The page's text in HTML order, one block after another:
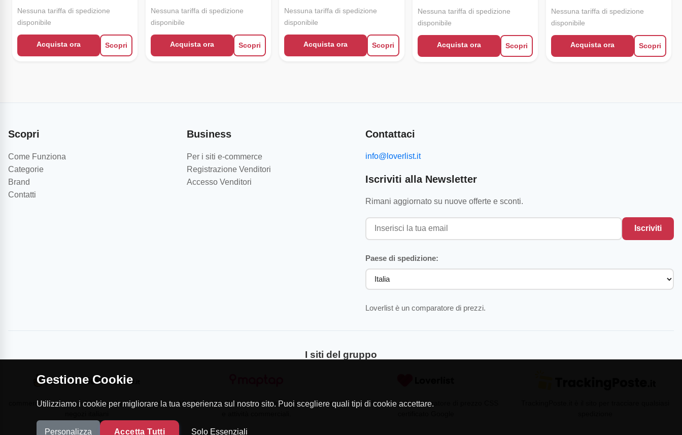
Nessuna tariffa di spedizione
disponibile
Acquista ora Scopri
Nessuna tariffa di spedizione
disponibile
Acquista ora Scopri
Nessuna tariffa di spedizione
disponibile
Acquista ora Scopri
Nessuna tariffa di spedizione
disponibile
Acquista ora Scopri
Nessuna tariffa di spedizione
disponibile
Acquista ora Scopri
Scopri
Come Funziona
Categorie
Brand
Contatti
Business
Per i siti e-commerce
Registrazione Venditori
Accesso Venditori
Contattaci
info@loverlist.it
Iscriviti alla Newsletter
Rimani aggiornato su nuove offerte e sconti.
Iscriviti
Paese di spedizione:
Loverlist è un comparatore di prezzi.
I siti del gruppo
commercioVirtuoso.it è il Marketplace dei migliori
MapTap.it è la Directory di aziende professionisti
Loverlist.com è il comparatore di prezzo CSS
Gestione Cookie
Utilizziamo i cookie per migliorare la tua esperienza sul nostro sito. Puoi scegliere quali tipi di cookie accettare.
Personalizza Accetta Tutti Solo Essenziali